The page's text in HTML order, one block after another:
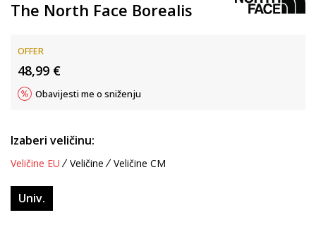
The North Face Borealis
OFFER
48,99 €
Obavijesti me o sniženju
Izaberi veličinu:
Veličine EU Veličine Veličine CM
Univ.